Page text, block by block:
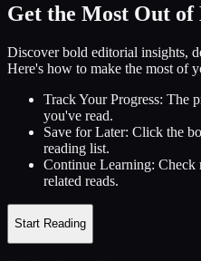
Get the Most Out
Discover bold editorial insights,
Here's how to make the most of
Track Your Progress: The
you've read.
Save for Later: Click the
reading list.
Continue Learning: Check
related reads.
Start Reading